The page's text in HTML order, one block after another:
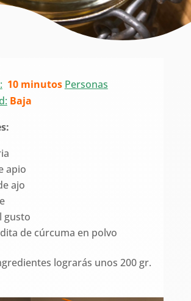
10 minutos Personas
Baja
apio
ajo
gusto
de cúrcuma en polvo
lograrás unos 200 gr.